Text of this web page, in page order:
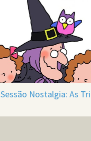
Sessão Nostalgia: As